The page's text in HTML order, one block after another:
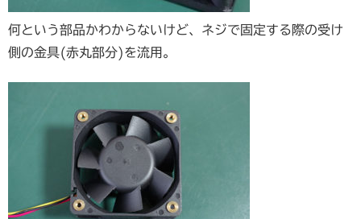
何という部品かわからないけど、ネジで固定する際の受け
側の金具(赤丸部分)を流用。